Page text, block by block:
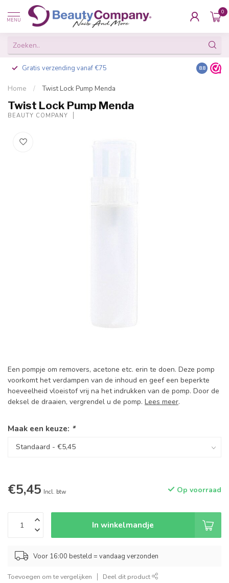
MENU
0
Gratis verzending vanaf €75 Besteld
8.8
Home / Twist Lock Pump Menda
Twist Lock Pump Menda
BEAUTY COMPANY
Een pompje om removers, acetone etc. erin te doen. Deze pomp
voorkomt het verdampen van de inhoud en geef een beperkte
hoeveelheid vloeistof vrij na het indrukken van de pomp. Door de
deksel de draaien, vergrendel u de pomp. Lees meer.
Maak een keuze: *
€5,45 Incl. btw Op voorraad
In winkelmandje
Voor 16:00 besteld = vandaag verzonden
Toevoegen om te vergelijken Deel dit product